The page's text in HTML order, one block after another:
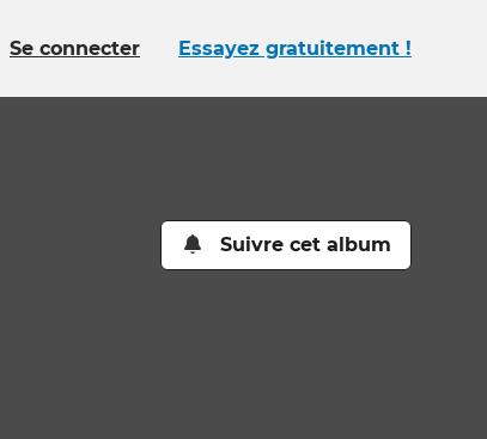
Se connecter Essayez gratuitement !
Suivre cet album